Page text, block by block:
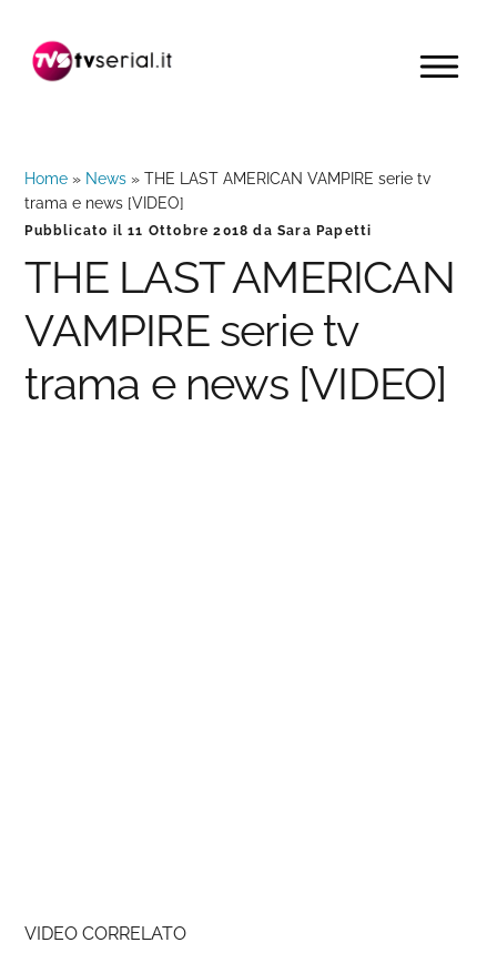
navigazione
contenuto
barra
MENU
Home » News »THE LAST AMERICAN VAMPIRE serie tv
trama e news [VIDEO]
Pubblicato il11 Ottobre 2018 daSara Papetti
THE LAST AMERICAN
VAMPIRE serie tv
trama e news [VIDEO]
VIDEO CORRELATO